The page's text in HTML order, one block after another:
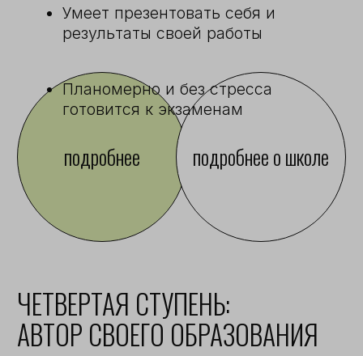
БЛИЖАЙШИЕ
МЕРОПРИЯТИЯ